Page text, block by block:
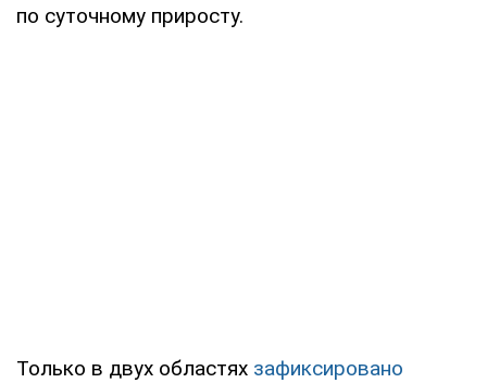
по суточному приросту.
Только в двух областях зафиксировано